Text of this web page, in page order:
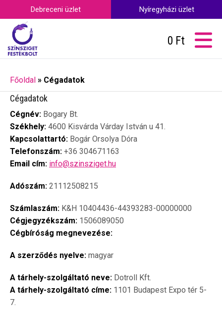
Debreceni üzlet Nyíregyházi üzlet
0 Ft
Főoldal » Cégadatok
Cégadatok
Cégnév: Bogary Bt.
Székhely: 4600 Kisvárda Várday István u 41.
Kapcsolattartó: Bogár Orsolya Dóra
Telefonszám: +36 304671163
Email cím: info@szinsziget.hu
Adószám: 21112508215
Számlaszám: K&H 10404436-44393283-00000000
Cégjegyzékszám: 1506089050
Cégbíróság megnevezése:
A szerződés nyelve: magyar
A tárhely-szolgáltató neve: Dotroll Kft.
A tárhely-szolgáltató címe: 1101 Budapest Expo tér 5-
7.